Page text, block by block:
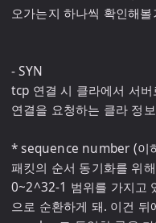
오가는지 하나씩 확인해볼
- SYN
tcp 연결 시 클라에서 서
연결을 요청하는 클라 정
* sequence number (이
패킷의 순서 동기화를 위
0~2^32-1 범위를 가지고
으로 순환하게 돼. 이건